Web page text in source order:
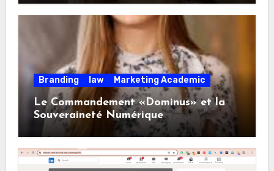
Branding law Marketing Academic
Le Commandement «Dominus» et la
Souveraineté Numérique